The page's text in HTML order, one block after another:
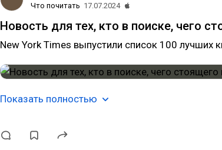
Что почитать 17.07.2024
Новость для тех, кто в поиске, чего
New York Times выпустили список 100 лучших
Показать полностью